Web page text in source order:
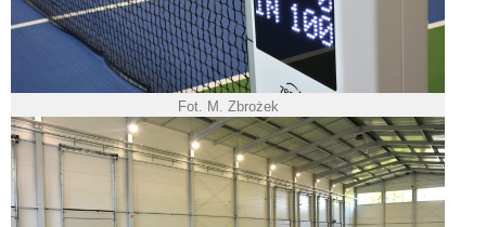
Fot. M. Zbrożek